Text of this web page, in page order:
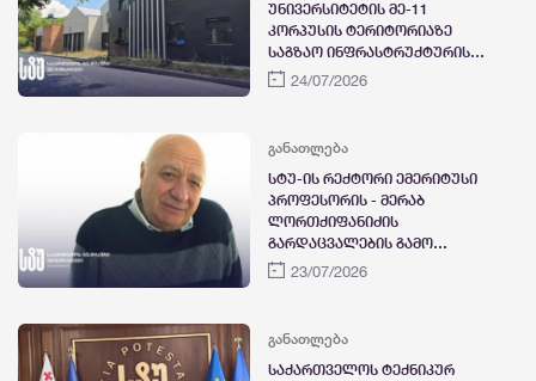
უნივერსიტეტის მე-11
კორპუსის ტერიტორიაზე
საგზაო ინფრასტრუქტურის
მოწყობის სამუშაოები
24/07/2026
განათლება
სტუ-ის რექტორი ემერიტუსი
პროფესორის - მერაბ
ლორთქიფანიძის
გარდაცვალების გამო
სამძიმარს გამოთქვამს
23/07/2026
განათლება
საქართველოს ტექნიკურ